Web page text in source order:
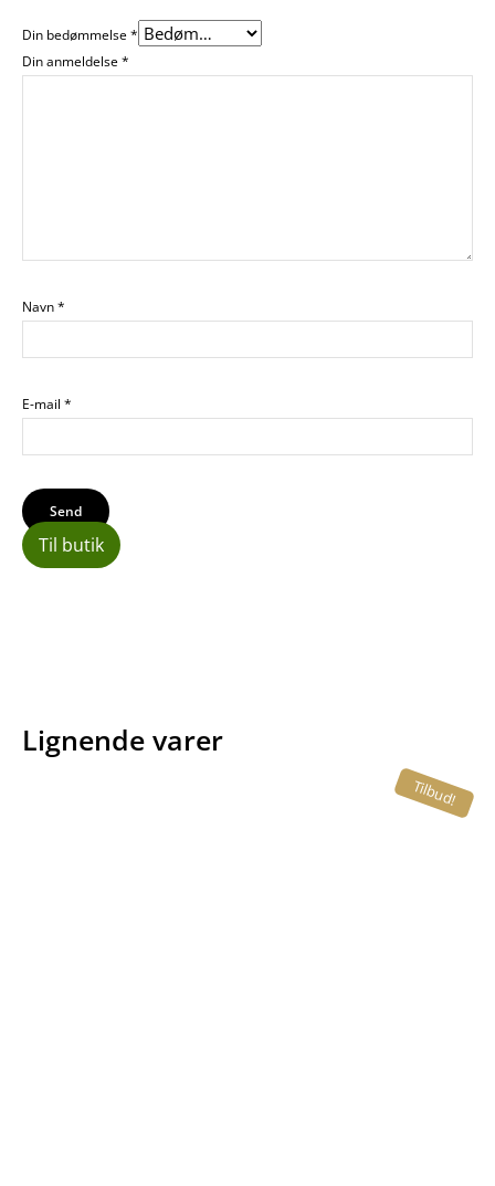
Din bedømmelse*
Din anmeldelse*
Navn*
E-mail *
Til butik
Lignende varer
Tilbud!